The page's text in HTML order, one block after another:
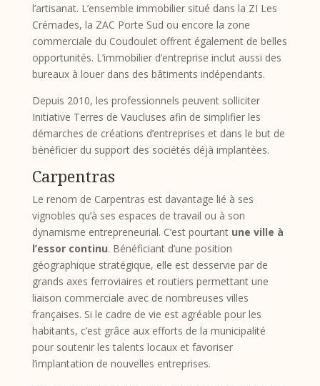
l’artisanat. L’ensemble immobilier situé dans la ZI Les
Crémades, la ZAC Porte Sud ou encore la zone
commerciale du Coudoulet offrent également de belles
opportunités. L’immobilier d’entreprise inclut aussi des
bureaux à louer dans des bâtiments indépendants.
Depuis 2010, les professionnels peuvent solliciter
Initiative Terres de Vaucluses afin de simplifier les
démarches de créations d’entreprises et dans le but de
bénéficier du support des sociétés déjà implantées.
Carpentras
Le renom de Carpentras est davantage lié à ses
vignobles qu’à ses espaces de travail ou à son
dynamisme entrepreneurial. C’est pourtant une ville à
l’essor continu. Bénéficiant d’une position
géographique stratégique, elle est desservie par de
grands axes ferroviaires et routiers permettant une
liaison commerciale avec de nombreuses villes
françaises. Si le cadre de vie est agréable pour les
habitants, c’est grâce aux efforts de la municipalité
pour soutenir les talents locaux et favoriser
l’implantation de nouvelles entreprises.